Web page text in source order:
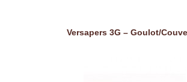
Versapers 3G – Goulot/